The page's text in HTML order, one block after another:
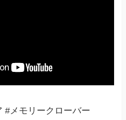
#メモリークローバー